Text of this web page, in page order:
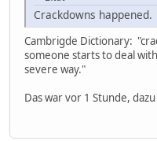
Crackdowns happened.
Cambrigde Dictionary:
someone starts to deal
severe way."
Das war vor 1 Stunde,